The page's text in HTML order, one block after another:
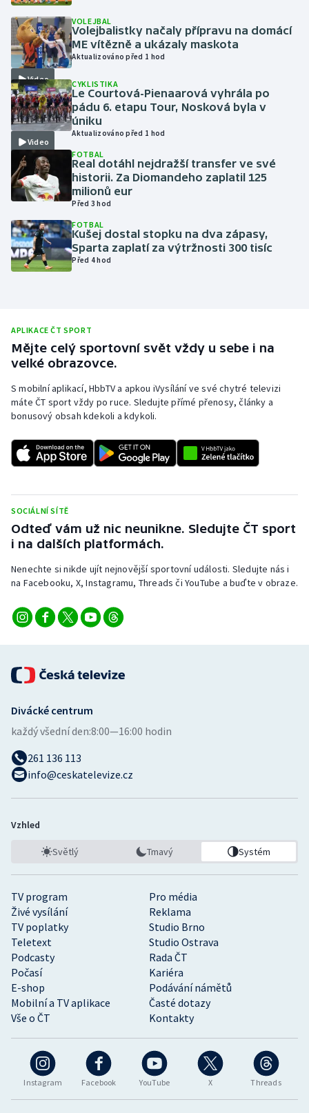
Judo
Krasobruslení
Lezení
Lyže a snowboard
Moderní pětiboj
Motorsport
Olympijské hry
Parasport
Plavání
Rychlostní kanoistika
Short track
Stolní tenis
Triatlon
Veslování
Vodní slalom
Ostatní
Video
VOLEJBAL
Volejbalistky načaly přípravu na domácí
ME vítězně a ukázaly maskota
Aktualizováno před 1 hod
Video
CYKLISTIKA
Le Courtová-Pienaarová vyhrála po
pádu 6. etapu Tour, Nosková byla v
úniku
Aktualizováno před 1 hod
FOTBAL
Real dotáhl nejdražší transfer ve své
historii. Za Diomandeho zaplatil 125
milionů eur
Před 3 hod
FOTBAL
Kušej dostal stopku na dva zápasy,
Sparta zaplatí za výtržnosti 300 tisíc
Před 4 hod
APLIKACE ČT SPORT
Mějte celý sportovní svět vždy u sebe i na
velké obrazovce.
S mobilní aplikací, HbbTV a apkou iVysílání ve své chytré televizi
máte ČT sport vždy po ruce. Sledujte přímé přenosy, články a
bonusový obsah kdekoli a kdykoli.
SOCIÁLNÍ SÍTĚ
Odteď vám už nic neunikne. Sledujte ČT sport
i na dalších platformách.
Nenechte si nikde ujít nejnovější sportovní události. Sledujte nás i
na Facebooku, X, Instagramu, Threads či YouTube a buďte v obraze.
Instagram Facebook YouTube X Threads
TV program
Pro média
Živé vysílání
Reklama
TV poplatky
Studio Brno
Teletext
Studio Ostrava
Podcasty
Rada ČT
Počasí
Kariéra
E-shop
Podávání námětů
Mobilní a TV aplikace
Časté dotazy
Vše o ČT
Kontakty
Divácké centrum
každý všední den:8:00—16:00 hodin
261 136 113
info@ceskatelevize.cz
Vzhled
Světlý Tmavý Systém